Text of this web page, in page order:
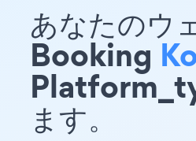
あなたのウ
Booking
ます。